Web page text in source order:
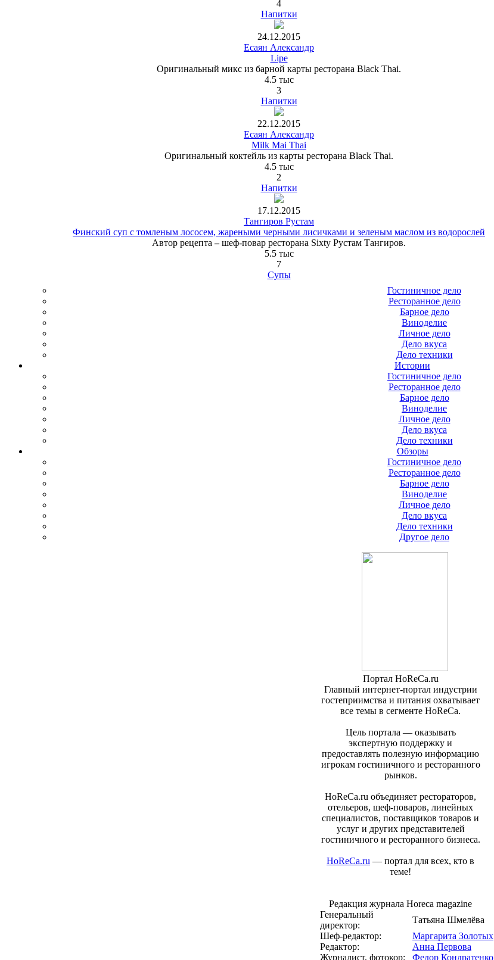
4
Напитки
24.12.2015
Есаян Александр
Lipe
Оригинальный микс из барной карты ресторана Black Thai.
4.5 тыс
3
Напитки
22.12.2015
Есаян Александр
Milk Mai Thai
Оригинальный коктейль из карты ресторана Black Thai.
4.5 тыс
2
Напитки
17.12.2015
Тангиров Рустам
Финский суп с томленым лососем, жареными черными лисичками и зеленым маслом из водорослей
Автор рецепта–шеф-повар ресторана Sixty Рустам Тангиров.
5.5 тыс
7
Супы
Гостиничное дело
Ресторанное дело
Барное дело
Виноделие
Личное дело
Дело вкуса
Дело техники
Истории
Гостиничное дело
Ресторанное дело
Барное дело
Виноделие
Личное дело
Дело вкуса
Дело техники
Обзоры
Гостиничное дело
Ресторанное дело
Барное дело
Виноделие
Личное дело
Дело вкуса
Дело техники
Другое дело
Портал HoReCa.ru
Главный интернет-портал индустрии
гостеприимства и питания охватывает
все темы в сегменте HoReCa.
Цель портала — оказывать
экспертную поддержку и
предоставлять полезную информацию
игрокам гостиничного и ресторанного
рынков.
HoReCa.ru объединяет рестораторов,
отельеров, шеф-поваров, линейных
специалистов, поставщиков товаров и
услуг и других представителей
гостиничного и ресторанного бизнеса.
HoReCa.ru — портал для всех, кто в
теме!
Редакция журнала Horeca magazine
Генеральный
директор:
Татьяна Шмелёва
Шеф-редактор:
Маргарита Золотых
Редактор:
Анна Первова
Журналист, фотокор:
Федор Кондратенко